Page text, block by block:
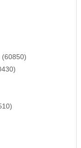
(60850)